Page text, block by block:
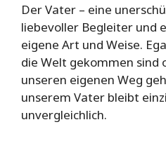
Der Vater – eine
liebevoller Begleiter und
eigene Art und Weise.
die Welt gekommen sind
unseren eigenen Weg
unserem Vater bleibt
unvergleichlich.